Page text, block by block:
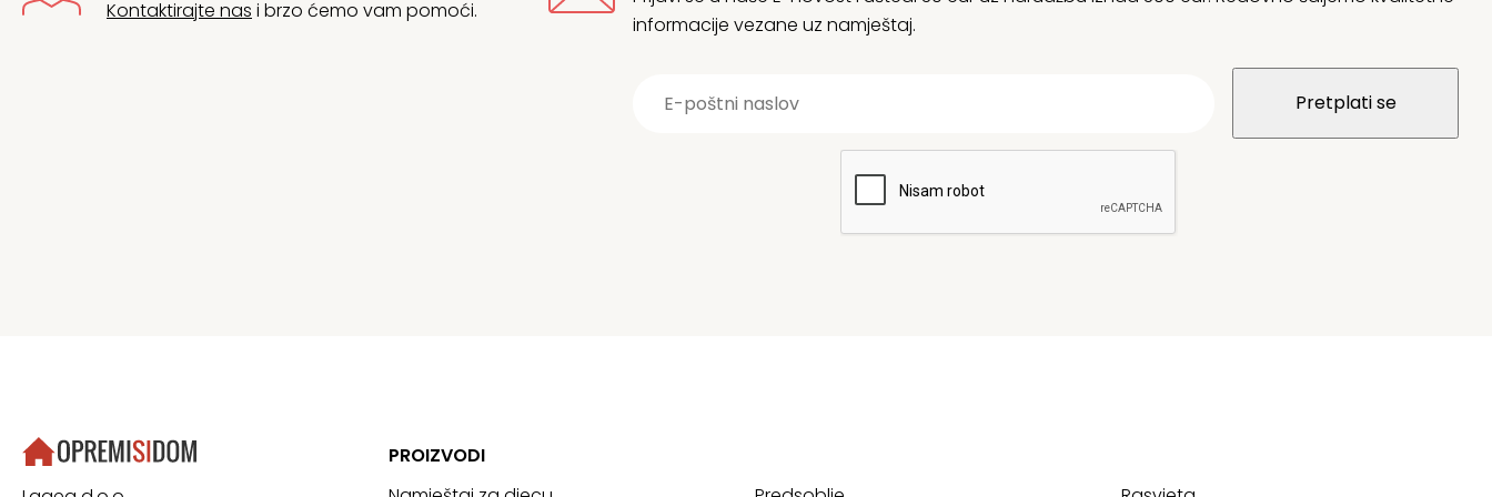
Kontaktirajte nas i brzo ćemo vam pomoći.
informacije vezane uz namještaj.
PROIZVODI